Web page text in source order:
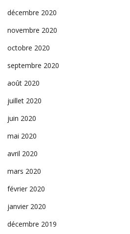
décembre 2020
novembre 2020
octobre 2020
septembre 2020
août 2020
juillet 2020
juin 2020
mai 2020
avril 2020
mars 2020
février 2020
janvier 2020
décembre 2019